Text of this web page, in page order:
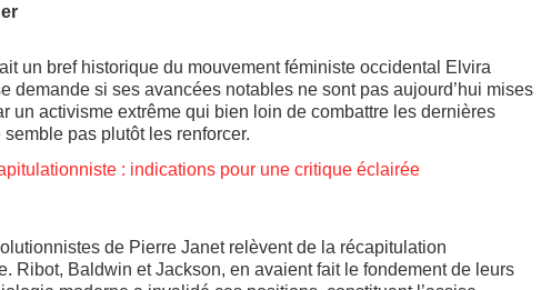
un bref historique du mouvement féministe occidental Elvira
demande si ses avancées notables ne sont pas aujourd’hui mises
un activisme extrême qui bien loin de combattre les dernières
pas plutôt les renforcer.
: indications pour une critique éclairée
de Pierre Janet relèvent de la récapitulation
Ribot, Baldwin et Jackson, en avaient fait le fondement de leurs